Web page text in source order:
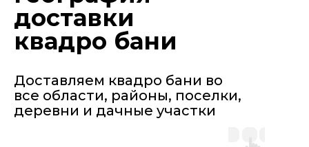
доставки
квадро бани
Доставляем квадро бани во
все области, районы, поселки,
деревни и дачные участки